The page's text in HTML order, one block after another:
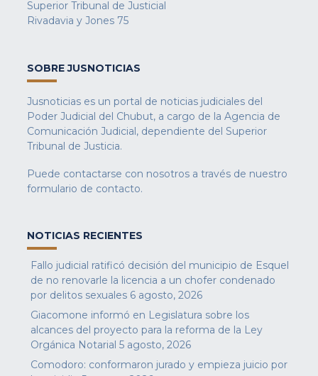
Superior Tribunal de Justicial
Rivadavia y Jones 75
SOBRE JUSNOTICIAS
Jusnoticias es un portal de noticias judiciales del
Poder Judicial del Chubut, a cargo de la Agencia de
Comunicación Judicial, dependiente del Superior
Tribunal de Justicia.
Puede contactarse con nosotros a través de nuestro
formulario de contacto.
NOTICIAS RECIENTES
Fallo judicial ratificó decisión del municipio de Esquel
de no renovarle la licencia a un chofer condenado
por delitos sexuales 6 agosto, 2026
Giacomone informó en Legislatura sobre los
alcances del proyecto para la reforma de la Ley
Orgánica Notarial 5 agosto, 2026
Comodoro: conformaron jurado y empieza juicio por